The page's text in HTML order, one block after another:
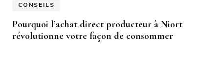
CONSEILS
Pourquoi l’achat direct producteur à Niort
révolutionne votre façon de consommer